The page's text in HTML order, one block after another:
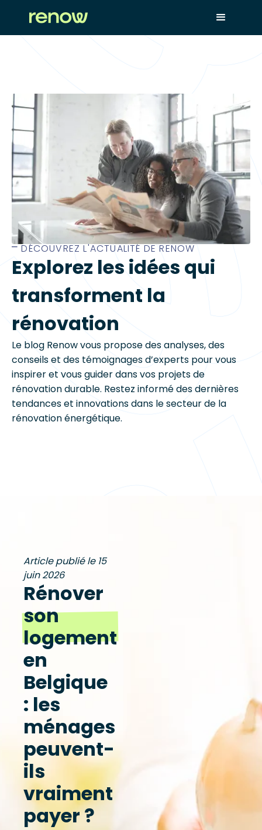
⎻ DÉCOUVREZ L'ACTUALITÉ DE RENOW
Explorez les idées qui
transforment la
rénovation
Le blog Renow vous propose des analyses, des
conseils et des témoignages d’experts pour vous
inspirer et vous guider dans vos projets de
rénovation durable. Restez informé des dernières
tendances et innovations dans le secteur de la
rénovation énergétique.
Article publié le 15
juin 2026
Rénover
son
logement
en
Belgique
: les
ménages
peuvent-
ils
vraiment
payer ?